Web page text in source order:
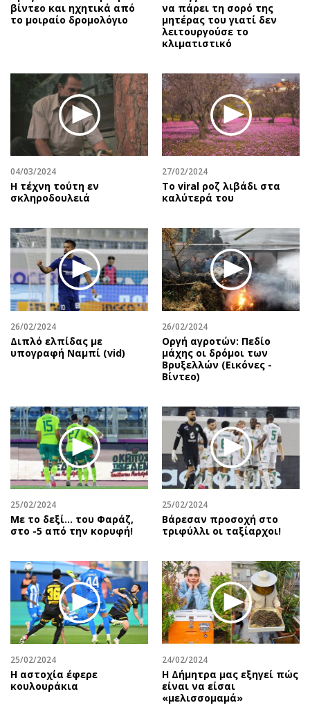
βίντεο και ηχητικά από
το μοιραίο δρομολόγιο
να πάρει τη σορό της
μητέρας του γιατί δεν
λειτουργούσε το
κλιματιστικό
04/03/2024
Η τέχνη τούτη εν
σκληροδουλειά
27/02/2024
Το viral ροζ λιβάδι στα
καλύτερά του
26/02/2024
Διπλό ελπίδας με
υπογραφή Ναμπί (vid)
26/02/2024
Οργή αγροτών: Πεδίο
μάχης οι δρόμοι των
Βρυξελλών (Εικόνες -
Βίντεο)
25/02/2024
Με το δεξί… του Φαράζ,
στο -5 από την κορυφή!
25/02/2024
Βάρεσαν προσοχή στο
τριφύλλι οι ταξίαρχοι!
25/02/2024
Η αστοχία έφερε
κουλουράκια
24/02/2024
H Δήμητρα μας εξηγεί πώς
είναι να είσαι
«μελισσομαμά»